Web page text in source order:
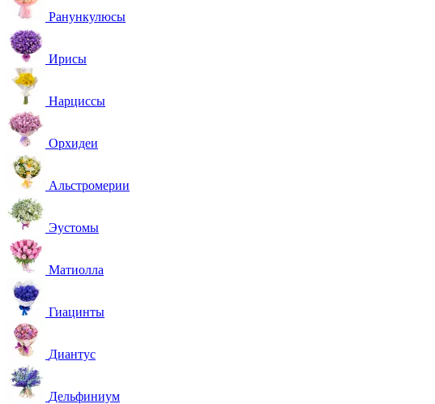
Ранункулюсы
Ирисы
Нарциссы
Орхидеи
Альстромерии
Эустомы
Матиолла
Гиацинты
Диантус
Дельфиниум